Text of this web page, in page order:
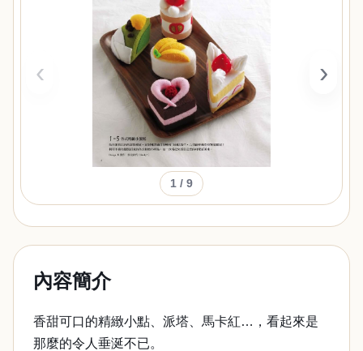
‹ ›
1 / 9
內容簡介
香甜可口的精緻小點、派塔、馬卡紅…，看起來是
那麼的令人垂涎不已。